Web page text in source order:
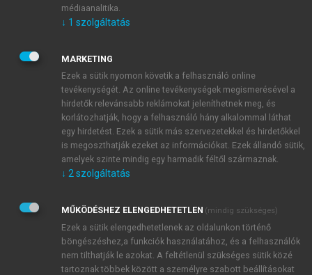
JELSZÓ
JELSZÓ ÚJRA
Kérek értesítést a MeRSZ újdonságairól, akcióiról.
Kérek értesítést az Akadémiai Kiadó Zrt. újdonságairól,
Adatkezelési tájékoztatóbanfoglaltakat tudomásul
veszem és elfogadom.
Általános vásárlási feltételeket, valamint a szotar.netés a
mersz.huoldalak licencszerződéseiben foglaltakat
tudomásul veszem és elfogadom.
médiaanalitika.
↓ 1 szolgáltatás
MARKETING
Ezek a sütik nyomon követik a felhasználó online
tevékenységét. Az online tevékenységek megismerésével a
hirdetők relevánsabb reklámokat jeleníthetnek meg, és
korlátozhatják, hogy a felhasználó hány alkalommal láthat
egy hirdetést. Ezek a sütik más szervezetekkel és hirdetőkkel
is megoszthatják ezeket az információkat. Ezek állandó sütik,
amelyek szinte mindig egy harmadik féltől származnak.
↓ 2 szolgáltatás
MŰKÖDÉSHEZ ELENGEDHETETLEN (mindig szükséges)
Ezek a sütik elengedhetetlenek az oldalunkon történő
böngészéshez,a funkciók használatához, és a felhasználók
nem tilthatják le azokat. A feltétlenül szükséges sütik közé
tartoznak többek között a személyre szabott beállításokat